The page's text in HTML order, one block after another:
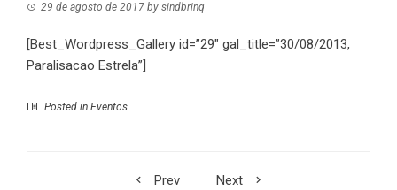
29 de agosto de 2017 by sindbrinq
[Best_Wordpress_Gallery id=”29″ gal_title=”30/08/2013,
Paralisacao Estrela”]
Posted in Eventos
Prev
Next